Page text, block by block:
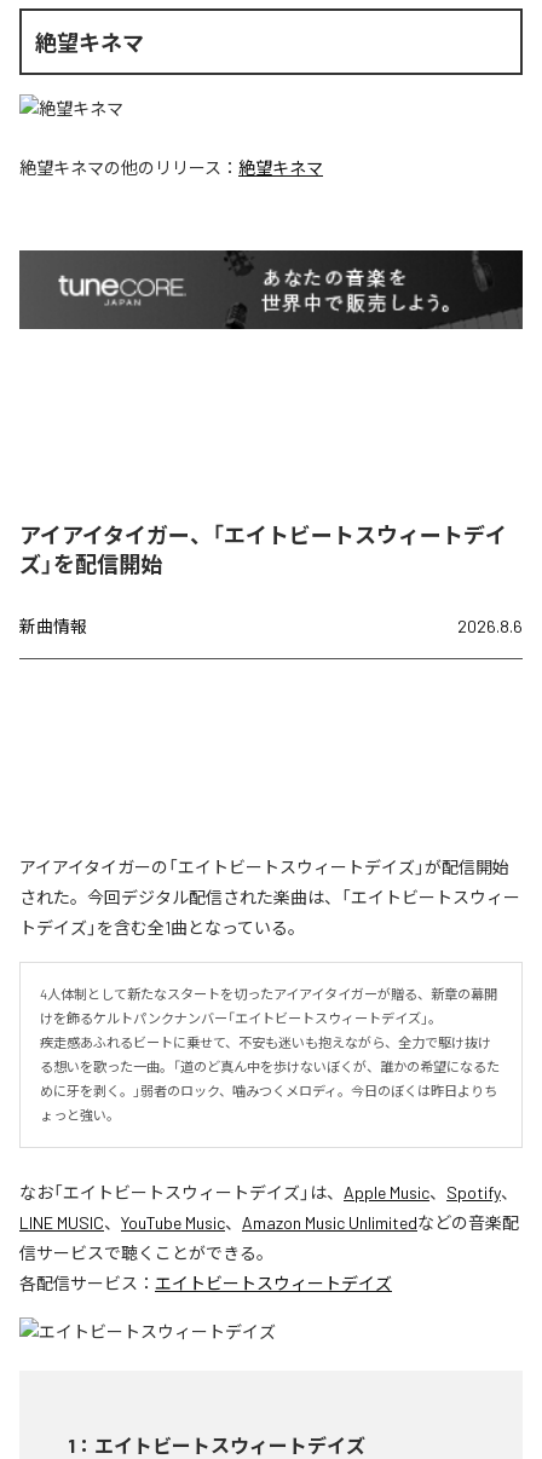
絶望キネマ
絶望キネマの他のリリース： 絶望キネマ
アイアイタイガー、「エイトビートスウィートデイ
ズ」を配信開始
新曲情報 2026.8.6
アイアイタイガーの「エイトビートスウィートデイズ」が配信開始
された。今回デジタル配信された楽曲は、「エイトビートスウィー
トデイズ」を含む全1曲となっている。
4人体制として新たなスタートを切ったアイアイタイガーが贈る、新章の幕開
けを飾るケルトパンクナンバー「エイトビートスウィートデイズ」。
疾走感あふれるビートに乗せて、不安も迷いも抱えながら、全力で駆け抜け
る想いを歌った一曲。「道のど真ん中を歩けないぼくが、誰かの希望になるた
めに牙を剥く。」弱者のロック、噛みつくメロディ。今日のぼくは昨日よりち
ょっと強い。
なお「エイトビートスウィートデイズ」は、 Apple Music、 Spotify、
LINE MUSIC、 YouTube Music、 Amazon Music Unlimitedなどの音楽配
信サービスで聴くことができる。
各配信サービス： エイトビートスウィートデイズ
1 ： エイトビートスウィートデイズ